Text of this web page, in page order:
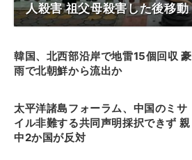
人殺害 祖父母殺害した後移動
韓国、北西部沿岸で地雷15個回収 豪
雨で北朝鮮から流出か
太平洋諸島フォーラム、中国のミサ
イル非難する共同声明採択できず 親
中2か国が反対